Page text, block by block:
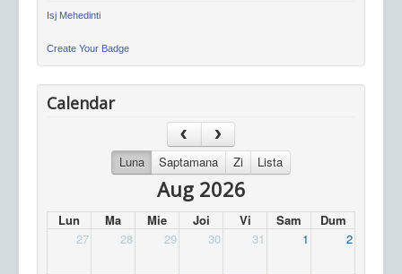
Isj Mehedinti
Create Your Badge
Calendar
Luna Saptamana Zi Lista
Aug 2026
Lun Ma Mie Joi Vi Sam
Dum
27
28 29 30 31 1 2